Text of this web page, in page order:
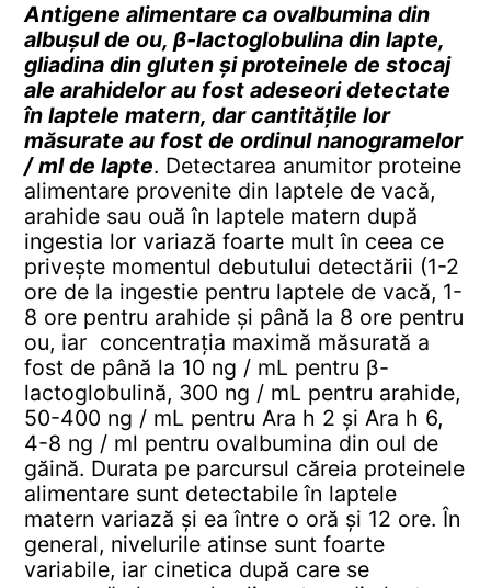
Antigene alimentare ca ovalbumina din
albușul de ou, β-lactoglobulina din lapte,
gliadina din gluten și proteinele de stocaj
ale arahidelor au fost adeseori detectate
în laptele matern, dar cantitățile lor
măsurate au fost de ordinul nanogramelor
/ ml de lapte. Detectarea anumitor proteine
alimentare provenite din laptele de vacă,
arahide sau ouă în laptele matern după
ingestia lor variază foarte mult în ceea ce
privește momentul debutului detectării (1-2
ore de la ingestie pentru laptele de vacă, 1-
8 ore pentru arahide și până la 8 ore pentru
ou, iar concentrația maximă măsurată a
fost de până la 10 ng / mL pentru β-
lactoglobulină, 300 ng / mL pentru arahide,
50-400 ng / mL pentru Ara h 2 și Ara h 6,
4-8 ng / ml pentru ovalbumina din oul de
găină. Durata pe parcursul căreia proteinele
alimentare sunt detectabile în laptele
matern variază și ea între o oră și 12 ore. În
general, nivelurile atinse sunt foarte
variabile, iar cinetica după care se